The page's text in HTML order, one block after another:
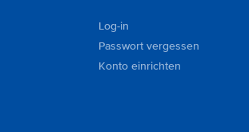
Log-in
Passwort vergessen
Konto einrichten